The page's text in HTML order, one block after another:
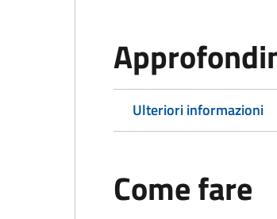
Ulteriori informazioni
Come fare